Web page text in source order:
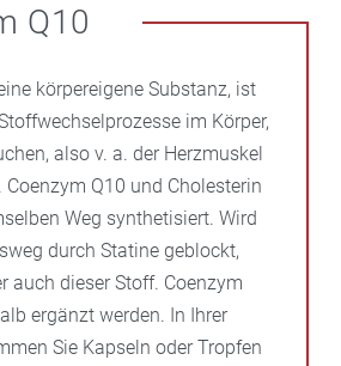
Q10
körpereigene Substanz, ist
im Körper,
also v. a. der Herzmuskel
Coenzym Q10 und Cholesterin
Weg synthetisiert. Wird
durch Statine geblockt,
auch dieser Stoff. Coenzym
ergänzt werden. In Ihrer
Sie Kapseln oder Tropfen